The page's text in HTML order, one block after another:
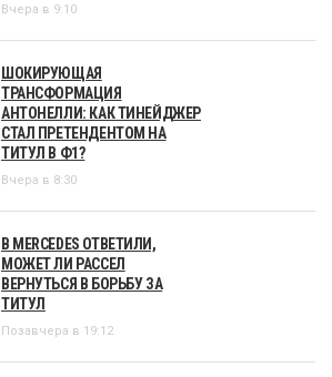
Вчера в 9:10
ШОКИРУЮЩАЯ
ТРАНСФОРМАЦИЯ
АНТОНЕЛЛИ: КАК ТИНЕЙДЖЕР
СТАЛ ПРЕТЕНДЕНТОМ НА
ТИТУЛ В Ф1?
Вчера в 8:30
В MERCEDES ОТВЕТИЛИ,
МОЖЕТ ЛИ РАССЕЛ
ВЕРНУТЬСЯ В БОРЬБУ ЗА
ТИТУЛ
Позавчера в 19:12